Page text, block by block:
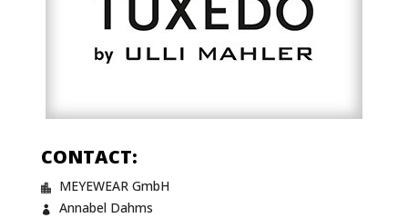
CONTACT:
 MEYEWEAR GmbH
 Annabel Dahms